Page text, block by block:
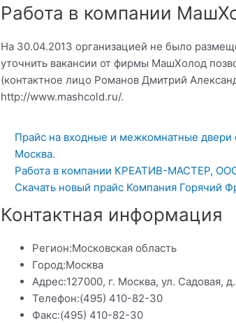
Работа в компании
На 30.04.2013 организацией не было
уточнить вакансии от фирмы МашХолод
(контактное лицо Романов Дмитрий
http://www.mashcold.ru/.
Прайс на входные и межкомнатные
Москва.
Работа в компании КРЕАТИВ-МАСТЕР,
Скачать новый прайс Компания Горячий
Контактная информация
Регион:Московская область
Город:Москва
Адрес:127000, г. Москва, ул. Садовая,
Телефон:(495) 410-82-30
Факс:(495) 410-82-30